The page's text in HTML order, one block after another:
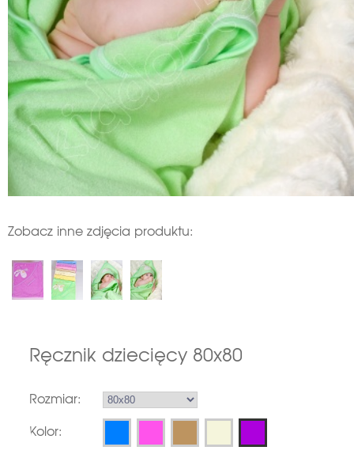
Zobacz inne zdjęcia produktu:
Ręcznik dziecięcy 80x80
Rozmiar:
Kolor: